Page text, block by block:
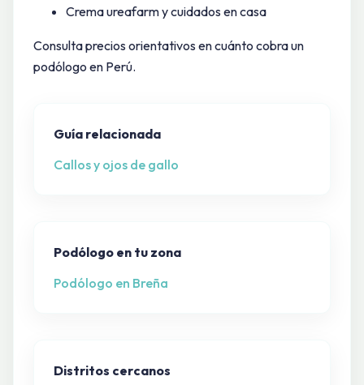
Crema ureafarm y cuidados en casa
Consulta precios orientativos encuánto cobra un
podólogo en Perú.
Guía relacionada
Callos y ojos de gallo
Podólogo en tu zona
Podólogo en Breña
Distritos cercanos